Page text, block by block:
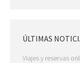
ÚLTIMAS
Viajes y reservas